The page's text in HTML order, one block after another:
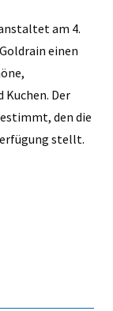
am 4.
einen
Der
den die
stellt.